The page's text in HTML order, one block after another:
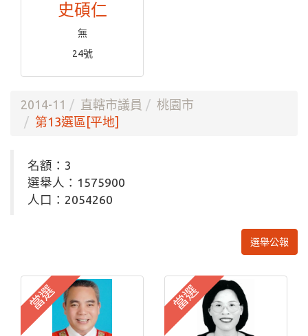
史碩仁
無
24號
2014-11 直轄市議員
桃園市
第13選區[平地]
名額：3
選舉人：1575900
人口：2054260
選舉公報
當選 當選